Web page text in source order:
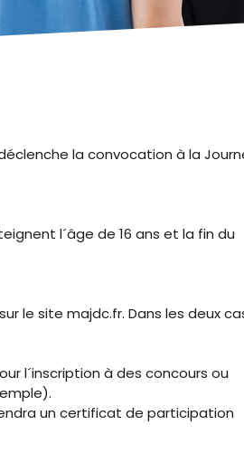
la convocation à la
l´âge de 16 ans et la fin du
le site majdc.fr. Dans les deux
l´inscription à des concours ou
un certificat de participation